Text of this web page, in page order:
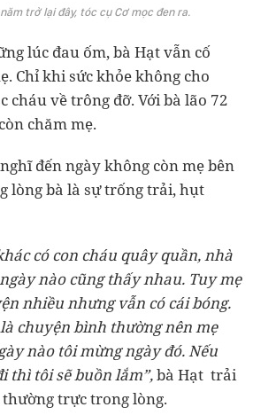
trở lại đây, tóc cụ Cơ mọc đen ra.
lúc đau ốm, bà Hạt vẫn cố
Chỉ khi sức khỏe không cho
cháu về trông đỡ. Với bà lão 72
chăm mẹ.
đến ngày không còn mẹ bên
lòng bà là sự trống trải, hụt
có con cháu quây quần, nhà
nào cũng thấy nhau. Tuy mẹ
nhiều nhưng vẫn có cái bóng.
chuyện bình thường nên mẹ
nào tôi mừng ngày đó. Nếu
thì tôi sẽ buồn lắm”,bà Hạt trải
trực trong lòng.